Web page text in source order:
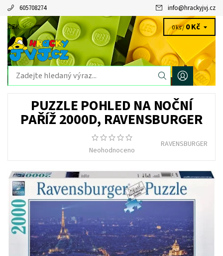
605708274 info@hrackyjvj.cz
CZK 0 ks /0 Kč
PUZZLE POHLED NA NOČNÍ
PAŘÍŽ 2000D, RAVENSBURGER
Neohodnoceno
RAVENSBURGER